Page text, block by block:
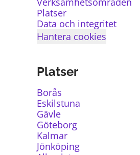
Platser
Data och integritet
Hantera cookies
Platser
Borås
Eskilstuna
Gävle
Göteborg
Kalmar
Jönköping